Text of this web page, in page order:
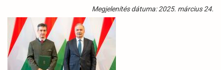
Megjelenítés dátuma: 2025. március 24.